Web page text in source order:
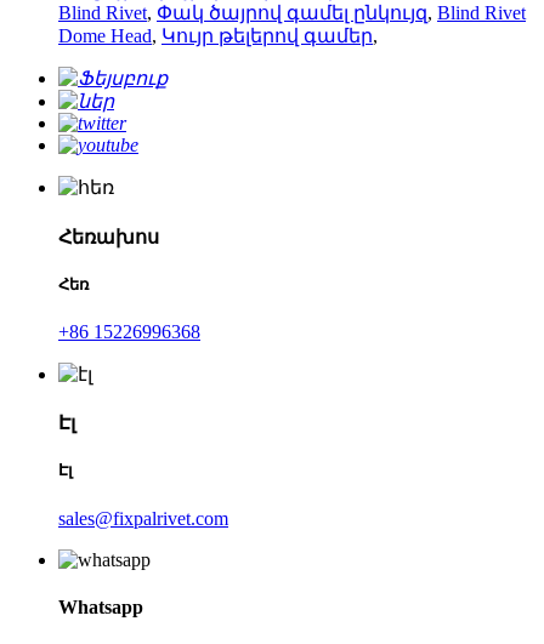
Blind Rivet, Փակ ծայրով գամել ընկույզ, Blind Rivet
Dome Head, Կույր թելերով գամեր,
Հեռախոս
Հեռ
+86 15226996368
Էլ
Էլ
sales@fixpalrivet.com
Whatsapp